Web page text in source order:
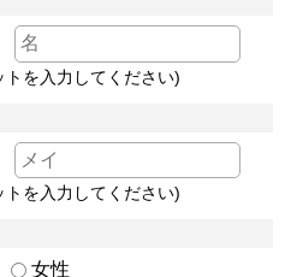
を入力してください)
を入力してください)
女性